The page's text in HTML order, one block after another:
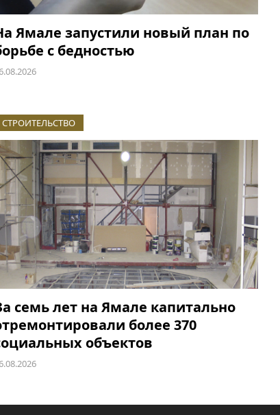
Ямале запустили новый план по
с бедностью
СТРОИТЕЛЬСТВО
семь лет на Ямале капитально
более 370
объектов